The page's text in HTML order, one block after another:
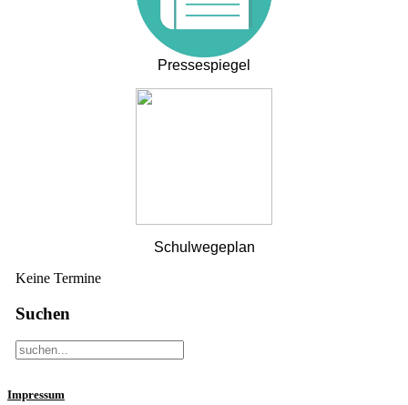
Pressespiegel
Schulwegeplan
Keine Termine
Suchen
Impressum